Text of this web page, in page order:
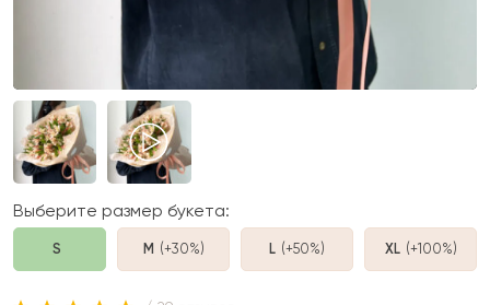
Выберите размер букета:
S M (+30%) L (+50%) XL (+100%)